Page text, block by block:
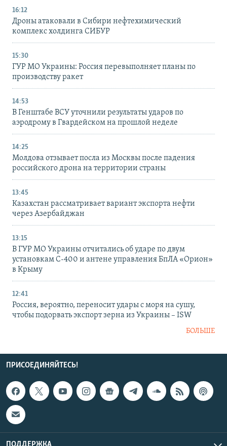
16:12
Дроны атаковали в Сибири нефтехимический
комплекс холдинга СИБУР
15:30
ГУР МО Украины: Россия перевыполняет планы по
производству ракет
14:53
В Генштабе ВСУ уточнили результаты ударов по
аэродрому в Гвардейском на прошлой неделе
14:25
Молдова отзывает посла из Москвы после падения
российского дрона на территории страны
13:45
Казахстан рассматривает вариант экспорта нефти
через Азербайджан
13:15
В ГУР МО Украины отчитались об ударе по двум
установкам С-400 и антене управления БпЛА «Орион»
в Крыму
12:41
Россия, вероятно, переносит удары с моря на сушу,
чтобы подорвать экспорт зерна из Украины – ISW
БОЛЬШЕ
ПРИСОЕДИНЯЙТЕСЬ!